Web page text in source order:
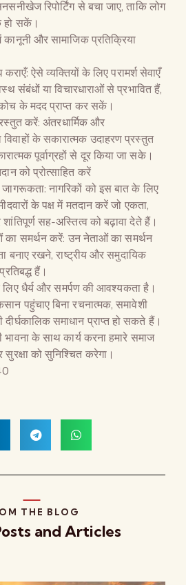
रिपोर्टिंग से बचा जाए, ताकि लोग
हो सकें।
और सामाजिक प्रतिक्रिया
कराएँ: ऐसे व्यक्तियों के लिए परामर्श सेवाएँ
संबंधों या विचारधाराओं से प्रभावित हैं,
के मदद प्राप्त कर सकें।
करें: अंतरधार्मिक और
के सकारात्मक उदाहरण प्रस्तुत
पूर्वाग्रहों से दूर किया जा सके।
को प्रोत्साहित करें
नागरिकों को इस बात के लिए
के पक्ष में मतदान करें जो एकता,
सह-अस्तित्व को बढ़ावा देते हैं।
का समर्थन करें: उन नेताओं का समर्थन
बनाए रखने, राष्ट्रीय और समुदायिक
हैं।
धैर्य और समर्पण की आवश्यकता है।
पहुंचाए बिना रचनात्मक, समावेशी
समाधान प्राप्त हो सकते हैं।
के साथ कार्य करना हमारे समाज
को सुनिश्चित करेगा।
THE BLOG
and Articles